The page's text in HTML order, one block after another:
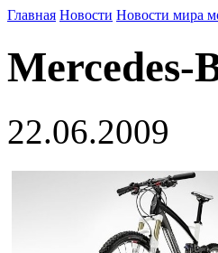
Главная Новости Новости мира
Mercedes-
22.06.2009